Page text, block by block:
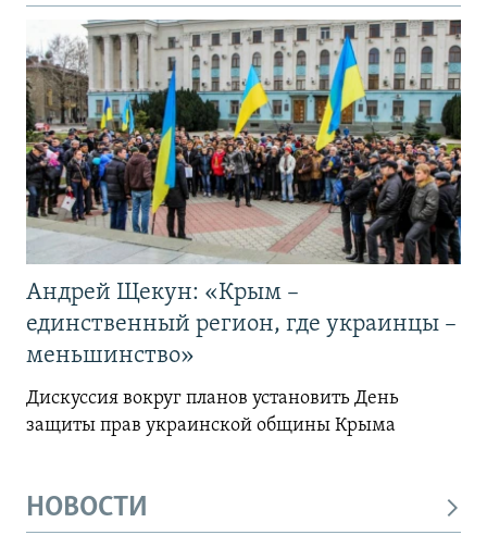
Андрей Щекун: «Крым –
единственный регион, где украинцы –
меньшинство»
Дискуссия вокруг планов установить День
защиты прав украинской общины Крыма
НОВОСТИ